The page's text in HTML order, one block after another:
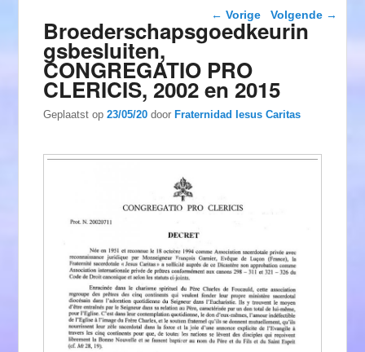
Berichtnavigatie
← Vorige Volgende →
Broederschapsgoedkeurin
gsbesluiten,
CONGREGATIO PRO
CLERICIS, 2002 en 2015
Geplaatst op23/05/20 doorFraternidad Iesus Caritas